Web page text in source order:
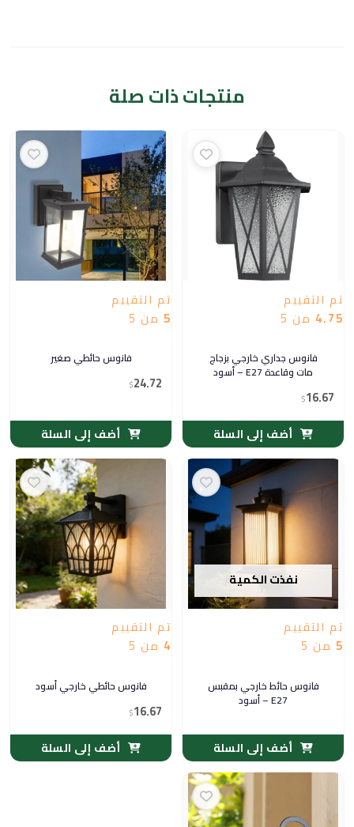
منتجات ذات صلة
تم التقييم
4.75 من 5
فانوس جداري خارجي بزجاج
مات وقاعدة E27 – أسود
$16.67
أضف إلى السلة
تم التقييم
5 من 5
فانوس حائطي صغير
$24.72
أضف إلى السلة
نفذت الكمية
تم التقييم
5 من 5
فانوس حائط خارجي بمقبس
E27 – أسود
أضف إلى السلة
تم التقييم
4 من 5
فانوس حائطي خارجي أسود
$16.67
أضف إلى السلة